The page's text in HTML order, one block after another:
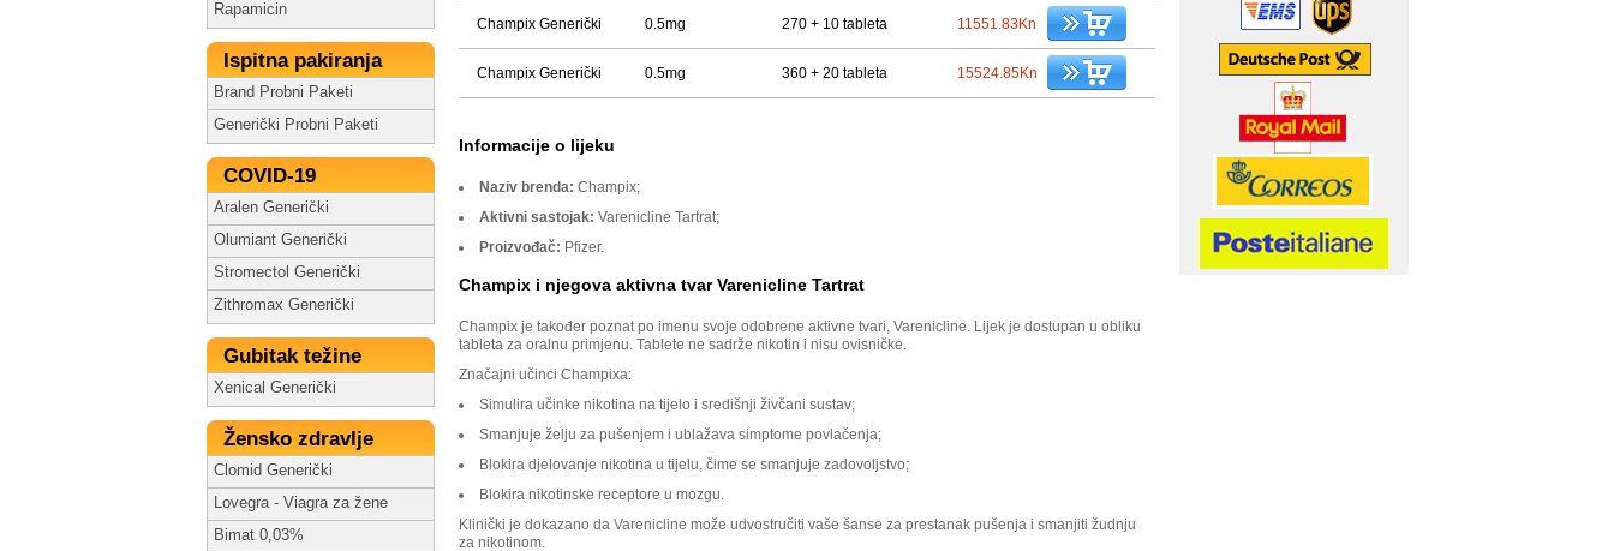
Rapamicin
Ispitna pakiranja
Brand Probni Paketi
Generički Probni Paketi
COVID-19
Aralen Generički
Olumiant Generički
Stromectol Generički
Zithromax Generički
Gubitak težine
Xenical Generički
Žensko zdravlje
Clomid Generički
Lovegra - Viagra za žene
Bimat 0,03%
Champix Generički 0.5mg 270 + 10 tableta 11551.83Kn
Champix Generički 0.5mg 360 + 20 tableta 15524.85Kn
Informacije o lijeku
Naziv brenda: Champix;
Aktivni sastojak: Varenicline Tartrat;
Proizvođač: Pfizer.
Champix i njegova aktivna tvar Varenicline Tartrat
Champix je također poznat po imenu svoje odobrene aktivne tvari, Varenicline. Lijek je dostupan u obliku
tableta za oralnu primjenu. Tablete ne sadrže nikotin i nisu ovisničke.
Značajni učinci Champixa:
Simulira učinke nikotina na tijelo i središnji živčani sustav;
Smanjuje želju za pušenjem i ublažava simptome povlačenja;
Blokira djelovanje nikotina u tijelu, čime se smanjuje zadovoljstvo;
Blokira nikotinske receptore u mozgu.
Klinički je dokazano da Varenicline može udvostručiti vaše šanse za prestanak pušenja i smanjiti žudnju
za nikotinom.